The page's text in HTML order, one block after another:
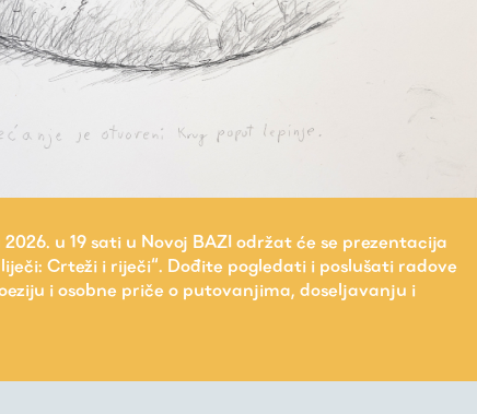
u 19 sati u Novoj BAZI održat će se prezentacija
Crteži i riječi“. Dođite pogledati i poslušati radove
i osobne priče o putovanjima, doseljavanju i